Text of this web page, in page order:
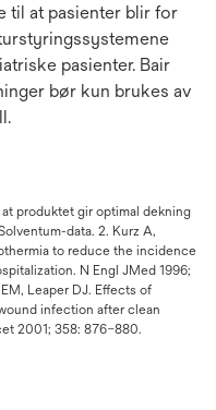
til at pasienter blir for
pasienter. Bair
bør kun brukes av
at produktet gir optimal dekning
data. 2. Kurz A,
to reduce the incidence
N Engl JMed 1996;
Leaper DJ. Effects of
infection after clean
2001; 358: 876–880.